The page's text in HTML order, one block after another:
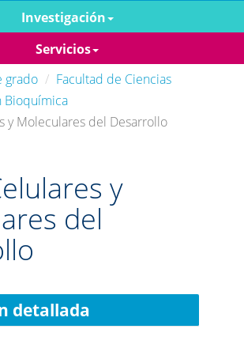
Investigación
Servicios
grado
Facultad de Ciencias
Bioquímica
y Moleculares del Desarrollo
y
del
detallada